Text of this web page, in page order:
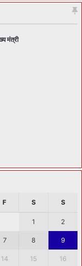
मंत्री
F S S
1 2
7 8 9
14 15 16